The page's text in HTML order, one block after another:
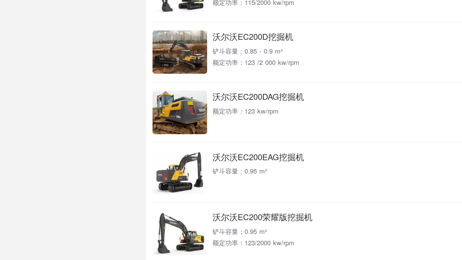
额定功率：115/2000 kw/rpm
沃尔沃EC200D挖掘机
铲斗容量：0.85 - 0.9 m³
额定功率：123 /2 000 kw/rpm
沃尔沃EC200DAG挖掘机
额定功率：123 kw/rpm
沃尔沃EC200EAG挖掘机
铲斗容量：0.95 m³
沃尔沃EC200荣耀版挖掘机
铲斗容量：0.95 m³
额定功率：123/2000 kw/rpm